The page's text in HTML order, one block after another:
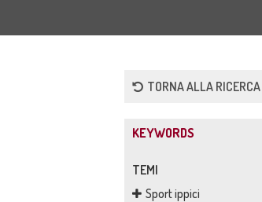
TORNA ALLA RICERCA
KEYWORDS
TEMI
Sport ippici